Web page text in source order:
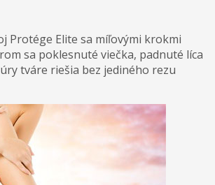
Protége Elite sa míľovými krokmi
sa poklesnuté viečka, padnuté líca
tváre riešia bez jediného rezu